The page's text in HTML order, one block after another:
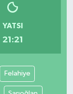
YATSI
21:21
Felahiye